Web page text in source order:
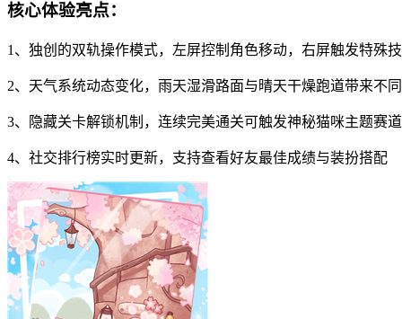
核心体验亮点：
1、独创的双轨操作模式，左屏控制角色移动，右屏触发特殊
2、天气系统动态变化，雨天湿滑路面与晴天干燥跑道带来不
3、隐藏关卡解锁机制，连续完美通关可触发神秘猫咪主题赛道
4、社交排行榜实时更新，支持查看好友最佳成绩与装扮搭配